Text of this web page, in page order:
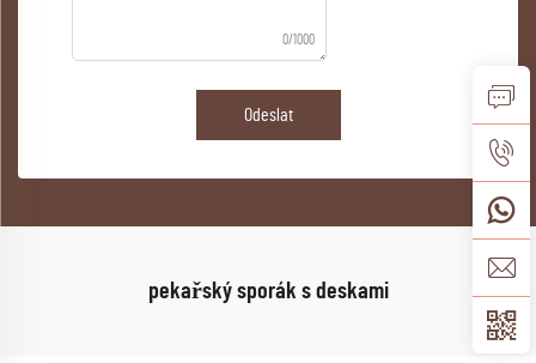
0/1000
Odeslat
pekařský sporák s deskami